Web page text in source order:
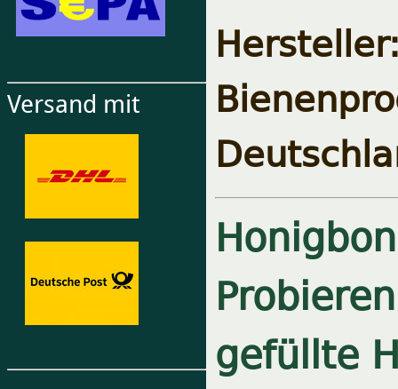
Versand mit
gefüllte